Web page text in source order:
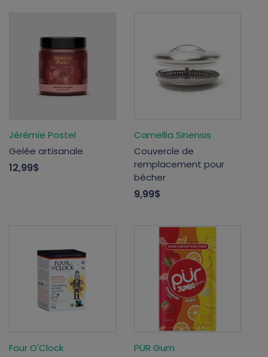
Jérémie Postel
Gelée artisanale
12,99$
Camellia Sinensis
Couvercle de
remplacement pour
bécher
9,99$
Four O'Clock
PÜR Gum